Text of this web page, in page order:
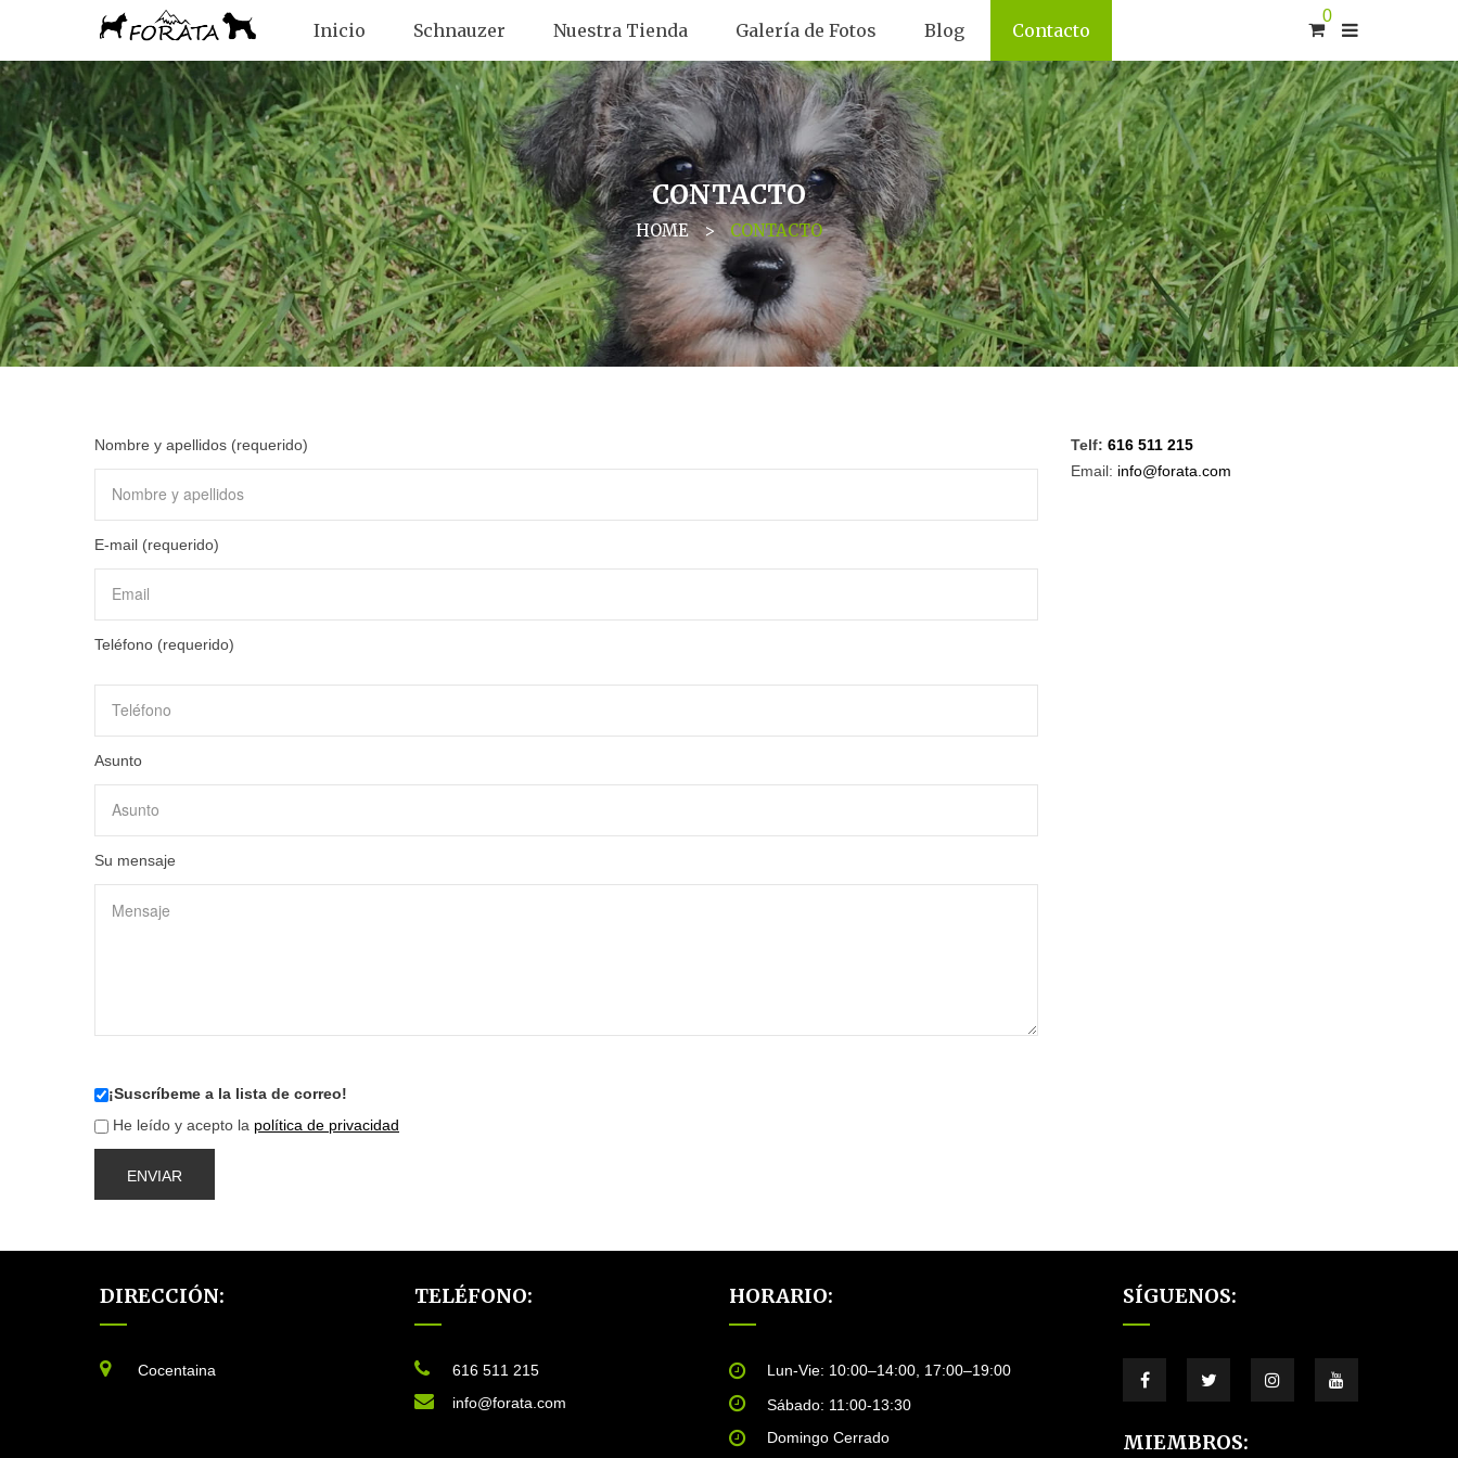
Inicio Schnauzer Nuestra Tienda Galería de Fotos Blog Contacto
0
CONTACTO
HOME > CONTACTO
Nombre y apellidos (requerido)
E-mail (requerido)
Teléfono (requerido)
Asunto
Su mensaje
¡Suscríbeme a la lista de correo!
He leído y acepto la política de privacidad
Telf: 616 511 215
Email: info@forata.com
DIRECCIÓN:
Cocentaina
TELÉFONO:
616 511 215
info@forata.com
HORARIO:
Lun-Vie: 10:00–14:00, 17:00–19:00
Sábado: 11:00-13:30
Domingo Cerrado
SÍGUENOS:
MIEMBROS: